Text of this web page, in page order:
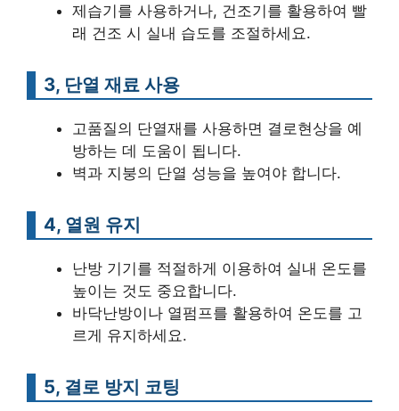
제습기를 사용하거나, 건조기를 활용하여 빨
래 건조 시 실내 습도를 조절하세요.
3, 단열 재료 사용
고품질의 단열재를 사용하면 결로현상을 예
방하는 데 도움이 됩니다.
벽과 지붕의 단열 성능을 높여야 합니다.
4, 열원 유지
난방 기기를 적절하게 이용하여 실내 온도를
높이는 것도 중요합니다.
바닥난방이나 열펌프를 활용하여 온도를 고
르게 유지하세요.
5, 결로 방지 코팅